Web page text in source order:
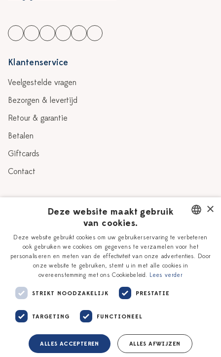
Klantenservice
Veelgestelde vragen
Bezorgen & levertijd
Retour & garantie
Betalen
Giftcards
Contact
Verhaal
Onze plateelschilders
Delfts Blauw
Workshops
Vacatures
Zakelijk
DUTCH
ENGLISH
×
Deze website maakt gebruik
van cookies.
Deze website gebruikt cookies om uw gebruikerservaring te verbeteren
ook gebruiken we cookies om gegevens te verzamelen voor het
personaliseren en meten van de effectiviteit van onze advertenties. Door
onze website te gebruiken, stemt u in met alle cookies in
overeenstemming met ons Cookiebeleid. Lees verder
STRIKT NOODZAKELIJK PRESTATIE
TARGETING FUNCTIONEEL
ALLES ACCEPTEREN ALLES AFWIJZEN